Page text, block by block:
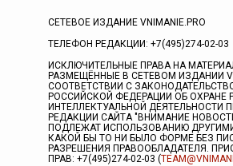
СЕТЕВОЕ ИЗДАНИЕ VNIMANIE.PRO
ТЕЛЕФОН РЕДАКЦИИ: +7(495)274-02-03
ИСКЛЮЧИТЕЛЬНЫЕ ПРАВА НА
РАЗМЕЩЁННЫЕ В СЕТЕВОМ ИЗДАНИИ
СООТВЕТСТВИИ С
РОССИЙСКОЙ ФЕДЕРАЦИИ ОБ ОХРАНЕ
ИНТЕЛЛЕКТУАЛЬНОЙ ДЕЯТЕЛЬНОСТИ
РЕДАКЦИИ САЙТА "ВНИМАНИЕ
ПОДЛЕЖАТ ИСПОЛЬЗОВАНИЮ
КАКОЙ БЫ ТО НИ БЫЛО ФОРМЕ БЕЗ
РАЗРЕШЕНИЯ ПРАВООБЛАДАТЕЛЯ.
ПРАВ: +7(495)274-02-03 (